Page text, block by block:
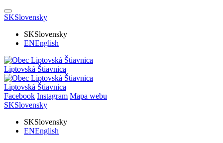
SKSlovensky
SKSlovensky
ENEnglish
Liptovská Štiavnica
Liptovská Štiavnica
Facebook Instagram Mapa webu
SKSlovensky
SKSlovensky
ENEnglish